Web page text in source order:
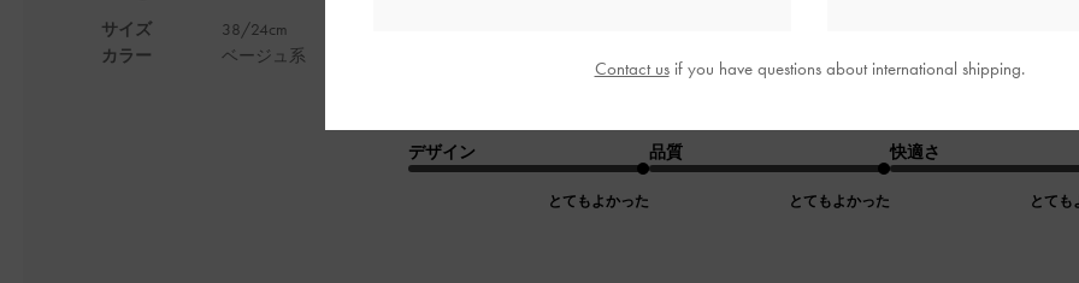
サイズ
カラー
38/24cm
ベージュ系
厚底なのに軽く、履いていても疲れにくい。
デザイン
とてもよかった
品質
とてもよかった
快適さ
とても
Contact usif you have questions about international shipping.